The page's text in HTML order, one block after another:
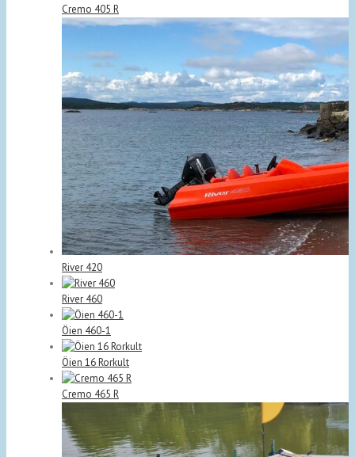
Cremo 405 R
River 420
River 460
Öien 460-1
Öien 16 Rorkult
Cremo 465 R